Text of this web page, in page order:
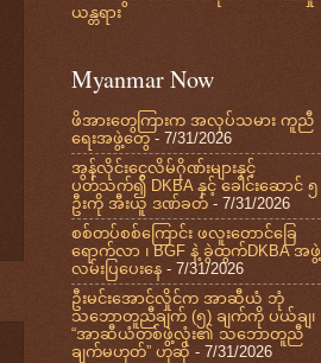
ယန္တရား
Myanmar Now
ဖိအားတွေကြားက အလုပ်သမား ကူညီ
ရေးအဖွဲ့တွေ- 7/31/2026
အွန်လိုင်းငွေလိမ်ဂိုဏ်းများနှင့်
ပတ်သက်၍ DKBA နှင့် ခေါင်းဆောင် ၅
ဦးကို အီးယူ ဒဏ်ခတ် - 7/31/2026
စစ်တပ်စစ်ကြောင်း ဖလူးတောင်ခြေ
ရောက်လာ ၊ BGF နဲ့ ခွဲထွက်DKBA အဖွဲ့
လမ်းပြပေးနေ - 7/31/2026
ဦးမင်းအောင်လှိုင်က အာဆီယံ ဘုံ
သဘောတူညီချက် (၅) ချက်ကို ပယ်ချ၊
“အာဆီယံတစ်ဖွဲ့လုံး၏ သဘောတူညီ
ချက်မဟုတ်” ဟုဆို - 7/31/2026